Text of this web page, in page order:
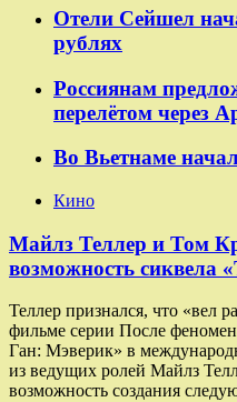
Отели Сейшел
рублях
Россиянам
перелётом через
Во Вьетнаме
Кино
Майлз Теллер и Том
возможность сиквела
Теллер признался, что «вел
фильме серии После
Ган: Мэверик» в
из ведущих ролей Майлз
возможность создания